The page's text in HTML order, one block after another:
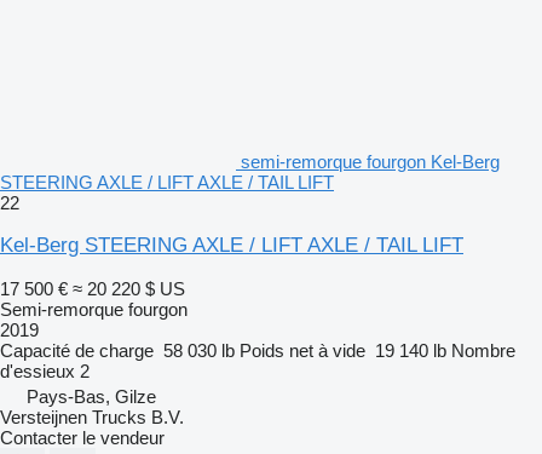
semi-remorque fourgon Kel-Berg
STEERING AXLE / LIFT AXLE / TAIL LIFT
22
Kel-Berg STEERING AXLE / LIFT AXLE / TAIL LIFT
17 500 € ≈ 20 220 $ US
Semi-remorque fourgon
2019
Capacité de charge 58 030 lb Poids net à vide 19 140 lb Nombre
d'essieux 2
Pays-Bas, Gilze
Versteijnen Trucks B.V.
Contacter le vendeur